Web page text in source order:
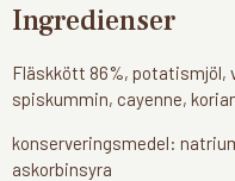
Ingredienser
Fläskkött 86%, potatismjöl,
spiskummin, cayenne,
konserveringsmedel:
askorbinsyra